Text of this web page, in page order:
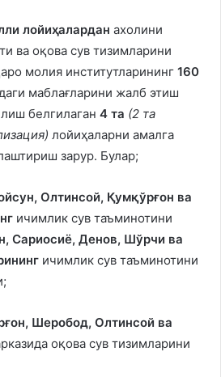
лойиҳалардан ахолини
ва оқова сув тизимларини
молия институтларининг 160
маблағларини жалб этиш
белгилаган 4 та (2 та
лойиҳаларни амалга
зарур. Булар;
Олтинсой, Қумқўрғон ва
ичимлик сув таъминотини
Сариосиё, Денов, Шўрчи ва
ичимлик сув таъминотини
Шеробод, Олтинсой ва
оқова сув тизимларини